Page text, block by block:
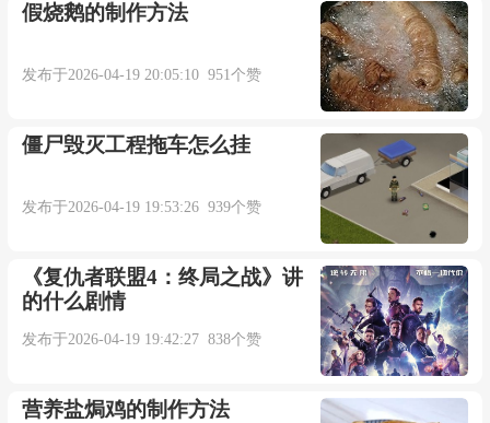
假烧鹅的制作方法
发布于2026-04-19 20:05:10 951个赞
僵尸毁灭工程拖车怎么挂
发布于2026-04-19 19:53:26 939个赞
《复仇者联盟4：终局之战》讲
的什么剧情
发布于2026-04-19 19:42:27 838个赞
营养盐焗鸡的制作方法